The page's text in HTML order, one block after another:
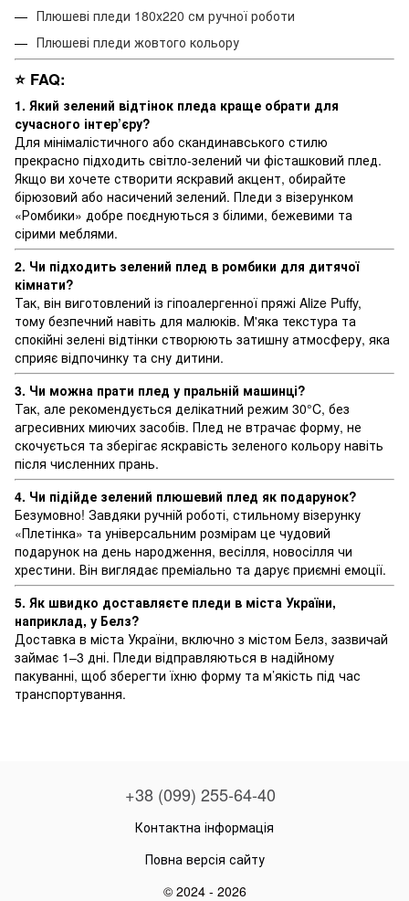
Плюшеві пледи 180х220 см ручної роботи
Плюшеві пледи жовтого кольору
⭐ FAQ:
1. Який зелений відтінок пледа краще обрати для
сучасного інтер’єру?
Для мінімалістичного або скандинавського стилю
прекрасно підходить світло-зелений чи фісташковий плед.
Якщо ви хочете створити яскравий акцент, обирайте
бірюзовий або насичений зелений. Пледи з візерунком
«Ромбики» добре поєднуються з білими, бежевими та
сірими меблями.
2. Чи підходить зелений плед в ромбики для дитячої
кімнати?
Так, він виготовлений із гіпоалергенної пряжі Alize Puffy,
тому безпечний навіть для малюків. М'яка текстура та
спокійні зелені відтінки створюють затишну атмосферу, яка
сприяє відпочинку та сну дитини.
3. Чи можна прати плед у пральній машинці?
Так, але рекомендується делікатний режим 30°C, без
агресивних миючих засобів. Плед не втрачає форму, не
скочується та зберігає яскравість зеленого кольору навіть
після численних прань.
4. Чи підійде зелений плюшевий плед як подарунок?
Безумовно! Завдяки ручній роботі, стильному візерунку
«Плетінка» та універсальним розмірам це чудовий
подарунок на день народження, весілля, новосілля чи
хрестини. Він виглядає преміально та дарує приємні емоції.
5. Як швидко доставляєте пледи в міста України,
наприклад, у Белз?
Доставка в міста України, включно з містом Белз, зазвичай
займає 1–3 дні. Пледи відправляються в надійному
пакуванні, щоб зберегти їхню форму та м’якість під час
транспортування.
+38 (099) 255-64-40
Контактна інформація
Повна версія сайту
© 2024 - 2026